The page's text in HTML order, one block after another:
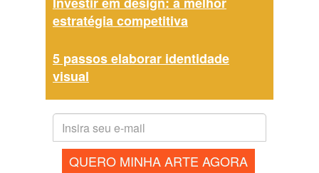
estratégia competitiva
5 passos elaborar identidade
visual
QUERO MINHA ARTE AGORA